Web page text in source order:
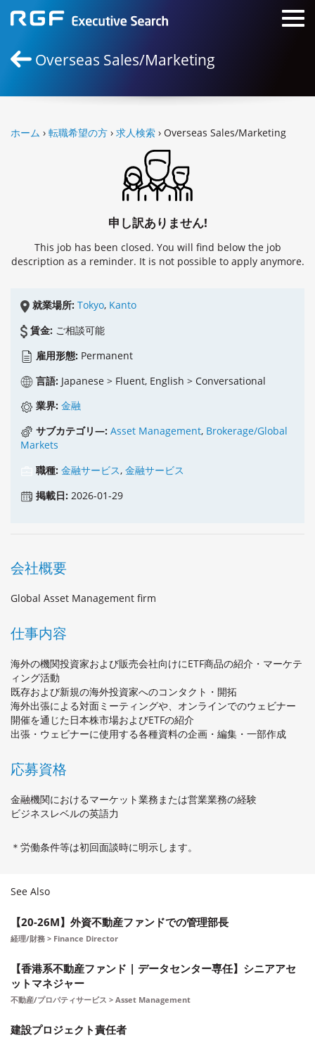
Overseas Sales/Marketing
ホーム › 転職希望の方 › 求人検索 › Overseas Sales/Marketing
申し訳ありません!
This job has been closed. You will find below the job
description as a reminder. It is not possible to apply anymore.
就業場所: Tokyo, Kanto
賃金: ご相談可能
雇用形態: Permanent
言語: Japanese > Fluent, English > Conversational
業界:金融
サブカテゴリ―:Asset Management, Brokerage/Global
Markets
職種:金融サービス,金融サービス
掲載日: 2026-01-29
会社概要
Global Asset Management firm
仕事内容
海外の機関投資家および販売会社向けにETF商品の紹介・マーケテ
ィング活動
既存および新規の海外投資家へのコンタクト・開拓
海外出張による対面ミーティングや、オンラインでのウェビナー
開催を通じた日本株市場およびETFの紹介
出張・ウェビナーに使用する各種資料の企画・編集・一部作成
応募資格
金融機関におけるマーケット業務または営業業務の経験
ビジネスレベルの英語力
＊労働条件等は初回面談時に明示します。
See Also
【20-26M】外資不動産ファンドでの管理部長
経理/財務 > Finance Director
【香港系不動産ファンド | データセンター専任】シニアアセ
ットマネジャー
不動産/プロパティサービス > Asset Management
建設プロジェクト責任者